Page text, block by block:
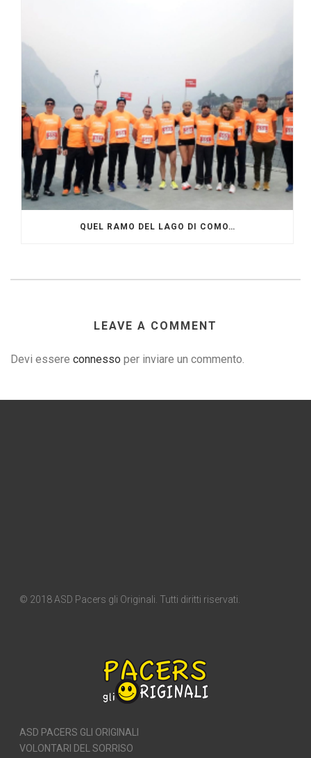
QUEL RAMO DEL LAGO DI COMO…
LEAVE A COMMENT
Devi essere connesso per inviare un commento.
© 2018 ASD Pacers gli Originali. Tutti diritti riservati.
ASD PACERS GLI ORIGINALI
VOLONTARI DEL SORRISO